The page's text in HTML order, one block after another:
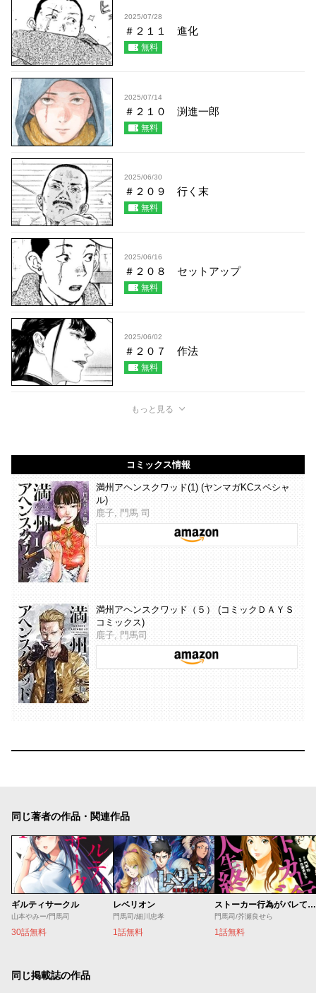
2025/07/28
＃２１１ 進化
無料
2025/07/14
＃２１０ 渕進一郎
無料
2025/06/30
＃２０９ 行く末
無料
2025/06/16
＃２０８ セットアップ
無料
2025/06/02
＃２０７ 作法
無料
もっと見る
コミックス情報
満州アヘンスクワッド(1) (ヤンマガKCスペシャ
ル)
鹿子, 門馬 司
満州アヘンスクワッド（５） (コミックＤＡＹＳ
コミックス)
鹿子, 門馬司
同じ著者の作品・関連作品
ギルティサークル
山本やみー/門馬司
30話無料
レベリオン
門馬司/細川忠孝
1話無料
ストーカー行為がバレて人生終了男
門馬司/芥瀬良せら
1話無料
同じ掲載誌の作品